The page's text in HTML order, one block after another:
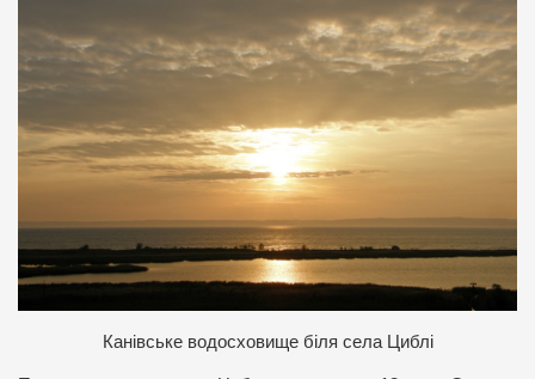
Канівське водосховище біля села Циблі